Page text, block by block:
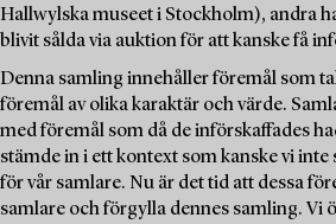
Hallwylska museet i Stockholm), andra
blivit sålda via auktion för att kanske få
Denna samling innehåller föremål som
föremål av olika karaktär och värde.
med föremål som då de införskaffades
stämde in i ett kontext som kanske vi
för vår samlare. Nu är det tid att dessa
samlare och förgylla dennes samling. Vi